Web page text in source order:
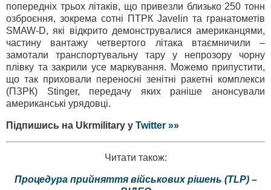
попередніх трьох літаків, що привезли близько 250 тонн
озброєння, зокрема сотні ПТРК Javelin та гранатометів
SMAW-D, які відкрито демонструвалися американцями,
частину вантажу четвертого літака втаємничили –
замотали транспортувальну тару у непрозору чорну
плівку та закрили усе маркування. Можемо припустити,
що так приховали переносні зенітні ракетні комплекси
(ПЗРК) Stinger, передачу яких раніше анонсували
американські урядовці.
Підпишись на Ukrmilitary у Twitter »»
Читати також:
Процедура прийняття військових рішень (TLP) –